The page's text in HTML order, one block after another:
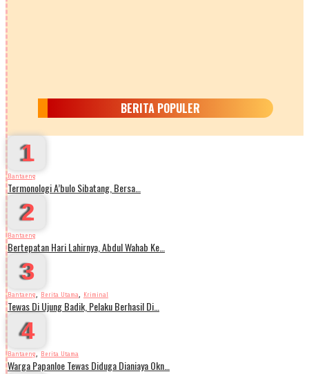
BERITA POPULER
1
Bantaeng
Termonologi A’bulo Sibatang, Bersa…
2
Bantaeng
Bertepatan Hari Lahirnya, Abdul Wahab Ke…
3
Bantaeng, Berita Utama, Kriminal
Tewas Di Ujung Badik, Pelaku Berhasil Di…
4
Bantaeng, Berita Utama
Warga Papanloe Tewas Diduga Dianiaya Okn…